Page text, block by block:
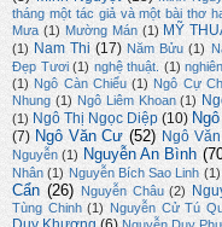
tháng một tác giả và một bài thơ
Mưa (1) Mường Mán (1) MỸ
(1) Nam Thi (17) Năm Bửu (1)
Đẹp Tươi (1) nghệ thuật. (1)
(1) Ngô Càn Chiểu (1) Ngô Cự
Nhung (1) Ngô Liêm Khoan (1)
(1) Ngô Thị Ngọc Diệp (10)
(7) Ngô Văn Cư (52) Ngô
Nguyễn (1) Nguyễn An Bình
Nhân (1) Nguyễn Bích Sao Linh (1)
Cẩn (26) Nguyễn Châu (2)
Tùng Chinh (1) Nguyễn Cử Tú